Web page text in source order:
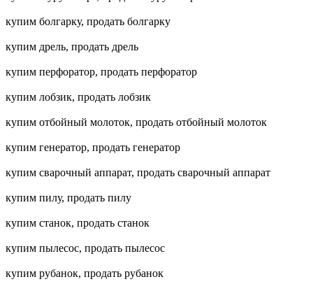
купим болгарку, продать болгарку
купим дрель, продать дрель
купим перфоратор, продать перфоратор
купим лобзик, продать лобзик
купим отбойный молоток, продать отбойный молоток
купим генератор, продать генератор
купим сварочный аппарат, продать сварочный аппарат
купим пилу, продать пилу
купим станок, продать станок
купим пылесос, продать пылесос
купим рубанок, продать рубанок